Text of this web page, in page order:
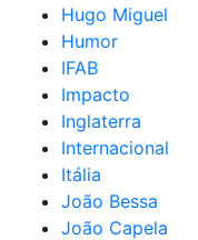
Hugo Miguel
Humor
IFAB
Impacto
Inglaterra
Internacional
Itália
João Bessa
João Capela